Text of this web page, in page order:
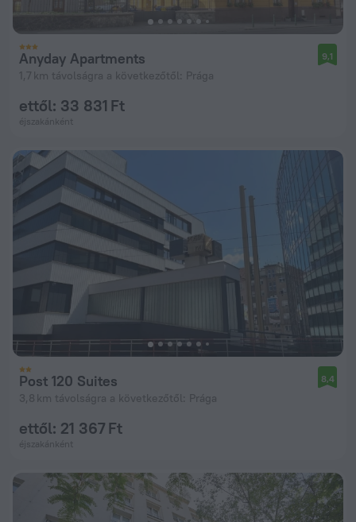
Anyday Apartments
1,7 km távolságra a következőtől: Prága
9,1
ettől: 33 831 Ft
éjszakánként
Post 120 Suites
3,8 km távolságra a következőtől: Prága
8,4
ettől: 21 367 Ft
éjszakánként